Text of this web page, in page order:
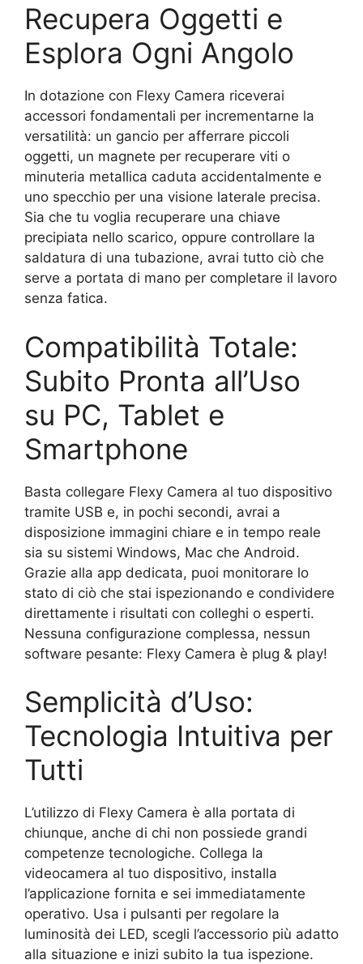
Recupera Oggetti e
Esplora Ogni Angolo
In dotazione con Flexy Camera riceverai
accessori fondamentali per incrementarne la
versatilità: un gancio per afferrare piccoli
oggetti, un magnete per recuperare viti o
minuteria metallica caduta accidentalmente e
uno specchio per una visione laterale precisa.
Sia che tu voglia recuperare una chiave
precipiata nello scarico, oppure controllare la
saldatura di una tubazione, avrai tutto ciò che
serve a portata di mano per completare il lavoro
senza fatica.
Compatibilità Totale:
Subito Pronta all’Uso
su PC, Tablet e
Smartphone
Basta collegare Flexy Camera al tuo dispositivo
tramite USB e, in pochi secondi, avrai a
disposizione immagini chiare e in tempo reale
sia su sistemi Windows, Mac che Android.
Grazie alla app dedicata, puoi monitorare lo
stato di ciò che stai ispezionando e condividere
direttamente i risultati con colleghi o esperti.
Nessuna configurazione complessa, nessun
software pesante: Flexy Camera è plug & play!
Semplicità d’Uso:
Tecnologia Intuitiva per
Tutti
L’utilizzo di Flexy Camera è alla portata di
chiunque, anche di chi non possiede grandi
competenze tecnologiche. Collega la
videocamera al tuo dispositivo, installa
l’applicazione fornita e sei immediatamente
operativo. Usa i pulsanti per regolare la
luminosità dei LED, scegli l’accessorio più adatto
alla situazione e inizi subito la tua ispezione.